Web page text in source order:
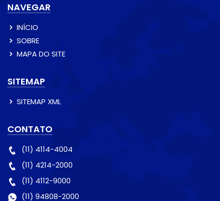
NAVEGAR
INÍCIO
SOBRE
MAPA DO SITE
SITEMAP
SITEMAP XML
CONTATO
(11) 4114-4004
(11) 4214-2000
(11) 4112-9000
(11) 94808-2000